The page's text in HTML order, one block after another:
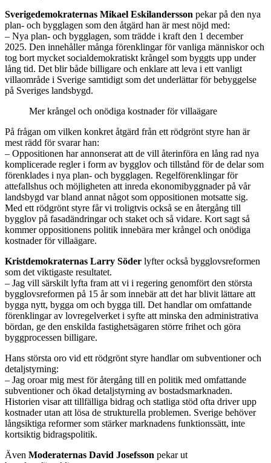
Sverigedemokraternas Mikael Eskilandersson pekar på den nya
plan- och bygglagen som den åtgärd han är mest nöjd med:
– Nya plan- och bygglagen, som trädde i kraft den 1 december
2025. Den innehåller många förenklingar för vanliga människor och
tog bort mycket socialdemokratiskt krångel som byggts upp under
lång tid. Det blir både billigare och enklare att leva i ett vanligt
villaområde i Sverige samtidigt som det underlättar för bebyggelse
på Sveriges landsbygd.
Mer krångel och onödiga kostnader för villaägare
På frågan om vilken konkret åtgärd från ett rödgrönt styre han är
mest rädd för svarar han:
– Oppositionen har annonserat att de vill återinföra en lång rad nya
komplicerade regler i form av bygglov och tillstånd för de delar som
förenklades i nya plan- och bygglagen. Regelförenklingar för
attefallshus och möjligheten att inreda ekonomibyggnader på vår
landsbygd var bland annat något som oppositionen motsatte sig.
Med ett rödgrönt styre får vi troligtvis också se en återgång till
bygglov på fasadändringar och staket och så vidare. Kort sagt så
kommer oppositionens politik innebära mer krångel och onödiga
kostnader för villaägare.
Kristdemokraternas Larry Söder lyfter också bygglovsreformen
som det viktigaste resultatet.
– Jag vill särskilt lyfta fram att vi i regering genomfört den största
bygglovsreformen på 15 år som innebär att det har blivit lättare att
bygga nytt, bygga om och bygga till. Det handlar om omfattande
förenklingar av lovregelverket i syfte att minska den administrativa
bördan, ge den enskilda fastighetsägaren större frihet och göra
byggprocessen billigare.
Hans största oro vid ett rödgrönt styre handlar om subventioner och
detaljstyrning:
– Jag oroar mig mest för återgång till en politik med omfattande
subventioner och ökad detaljstyrning av bostadsmarknaden.
Historien visar att tillfälliga bidrag och statliga stöd ofta driver upp
kostnader utan att lösa de strukturella problemen. Sverige behöver
långsiktiga reformer som stärker marknadens funktionssätt, inte
kortsiktig bidragspolitik.
Även Moderaternas David Josefsson pekar ut